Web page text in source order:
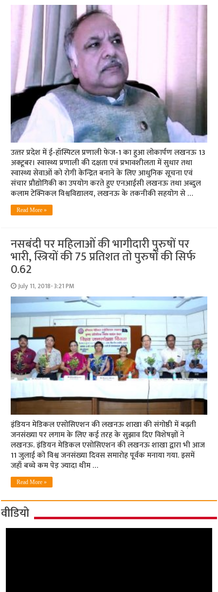
उत्‍तर प्रदेश में ई-हॉस्पिटल प्रणाली फेज-1 का हुआ लोकार्पण लखनऊ 13
अक्टूबर। स्वास्थ्य प्रणाली की दक्षता एवं प्रभावशीलता में सुधार तथा
स्वास्थ्य सेवाओं को रोगी केन्द्रित बनाने के लिए आधुनिक सूचना एवं
संचार प्रौद्योगिकी का उपयोग करते हुए एनआईसी लखनऊ तथा अब्दुल
कलाम टेक्निकल विश्वविद्यालय, लखनऊ के तकनीकी सहयोग से …
Read More »
नसबंदी पर महिलाओं की भागीदारी पुरुषों पर
भारी, स्त्रियों की 75 प्रतिशत तो पुरुषों की सिर्फ
0.62
July 11, 2018- 3:21 PM
इंडियन मेडिकल एसोसिएशन की लखनऊ शाखा की संगोष्ठी में बढ़ती
जनसंख्या पर लगाम के लिए कई तरह के सुझाव दिए विशेषज्ञों ने
लखनऊ. इंडियन मेडिकल एसोसिएशन की लखनऊ शाखा द्वारा भी आज
11 जुलाई को विश्व जनसंख्या दिवस समारोह पूर्वक मनाया गया. इसमें
जहाँ बच्चे कम पेड़ ज्यादा थीम …
Read More »
वीडियो